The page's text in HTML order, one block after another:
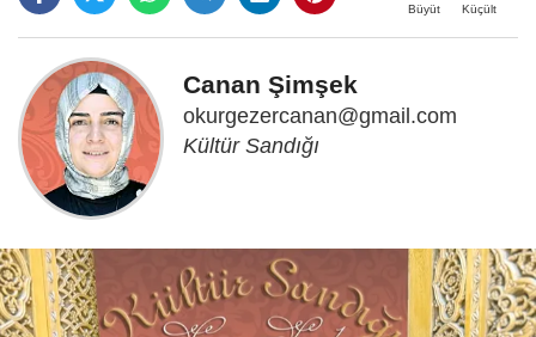
Büyüt Küçült
Canan Şimşek
okurgezercanan@gmail.com
Kültür Sandığı